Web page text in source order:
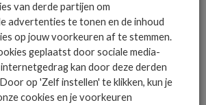
ICT nieuws in jouw
van derde partijen om
advertenties te tonen en de inhoud
op jouw voorkeuren af te stemmen.
geplaatst door sociale media-
kan door deze derden
op 'Zelf instellen' te klikken, kun je
cookies en je voorkeuren